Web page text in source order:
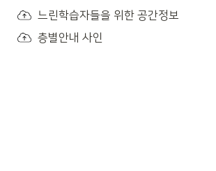
느린학습자들을 위한 공간정보
층별안내 사인